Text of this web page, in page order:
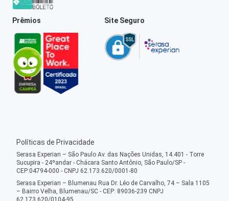
Prêmios Site Seguro
Políticas de Privacidade
Serasa Experian – São Paulo Av. das Nações Unidas, 14.401 - Torre
Sucupira - 24ºandar - Chácara Santo Antônio, São Paulo/SP -
CEP:04794-000 - CNPJ 62.173.620/0001-80
Serasa Experian – Blumenau Rua Dr. Léo de Carvalho, 74 – Sala 1105
– Bairro Velha, Blumenau/SC - CEP: 89036-239 CNPJ
62.173.620/0104-95